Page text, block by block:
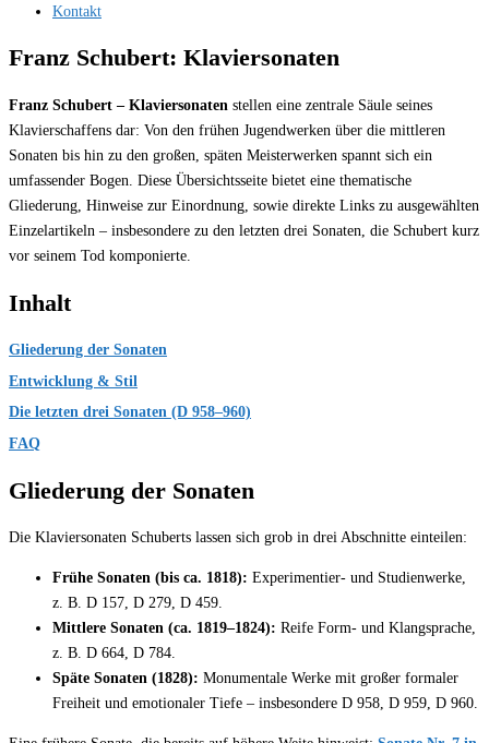
Kontakt
Franz Schubert: Klaviersonaten
Franz Schubert – Klaviersonaten stellen eine zentrale Säule seines
Klavierschaffens dar: Von den frühen Jugendwerken über die mittleren
Sonaten bis hin zu den großen, späten Meisterwerken spannt sich ein
umfassender Bogen. Diese Übersichtsseite bietet eine thematische
Gliederung, Hinweise zur Einordnung, sowie direkte Links zu ausgewählten
Einzelartikeln – insbesondere zu den letzten drei Sonaten, die Schubert kurz
vor seinem Tod komponierte.
Inhalt
Gliederung der Sonaten
Entwicklung & Stil
Die letzten drei Sonaten (D 958–960)
FAQ
Gliederung der Sonaten
Die Klaviersonaten Schuberts lassen sich grob in drei Abschnitte einteilen:
Frühe Sonaten (bis ca. 1818): Experimentier- und Studienwerke,
z. B. D 157, D 279, D 459.
Mittlere Sonaten (ca. 1819–1824): Reife Form- und Klangsprache,
z. B. D 664, D 784.
Späte Sonaten (1828): Monumentale Werke mit großer formaler
Freiheit und emotionaler Tiefe – insbesondere D 958, D 959, D 960.